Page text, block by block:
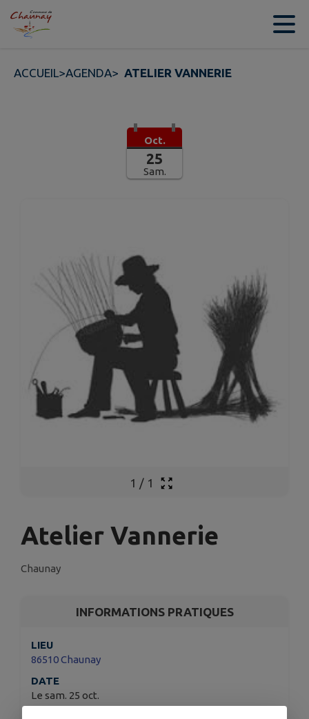
Contenu
ACCUEIL>AGENDA> ATELIER VANNERIE
Oct.
25
Sam.
1 / 1
Atelier Vannerie
Chaunay
INFORMATIONS PRATIQUES
LIEU
86510 Chaunay
DATE
Le sam. 25 oct.